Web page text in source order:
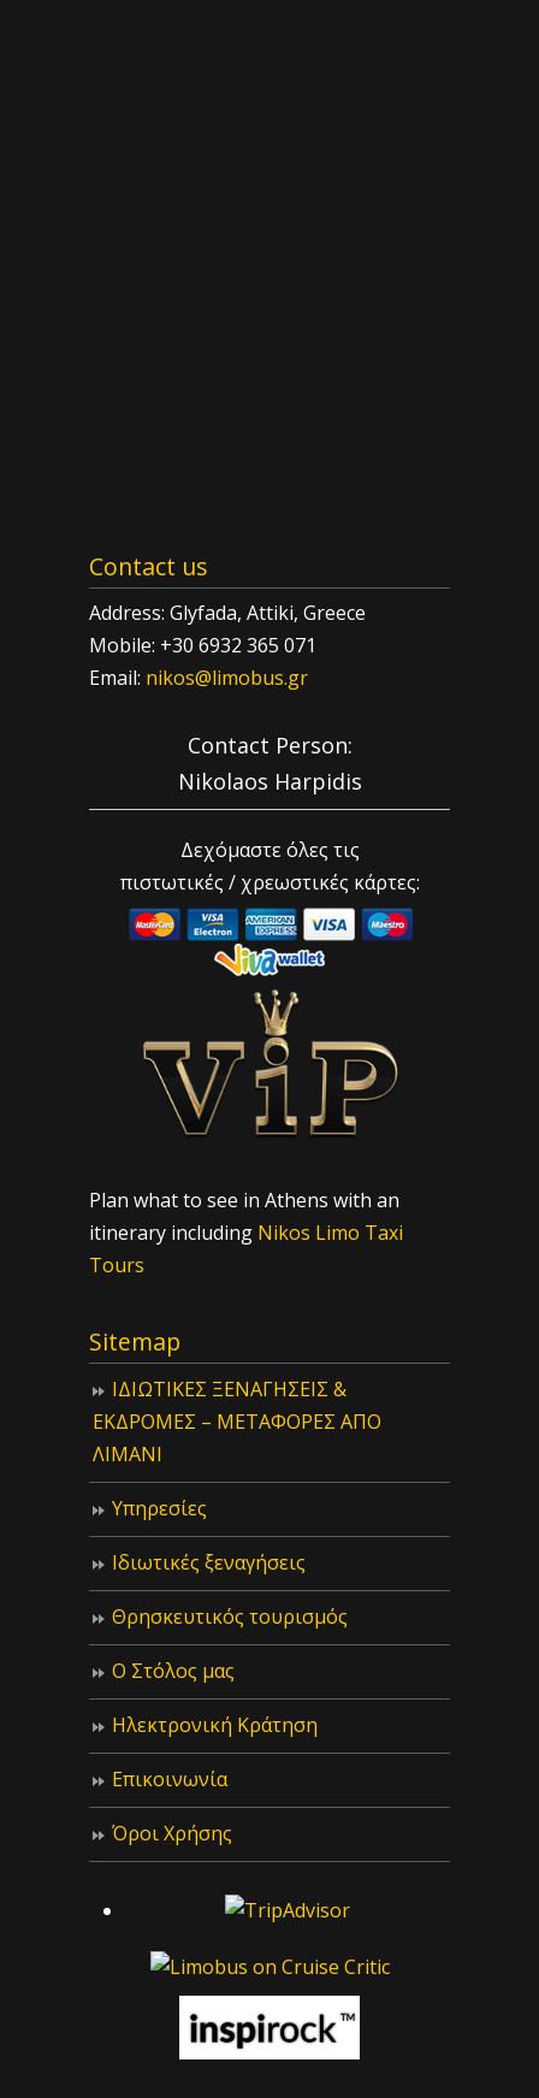
Contact us
Address: Glyfada, Attiki, Greece
Mobile: +30 6932 365 071
Email: nikos@limobus.gr
Contact Person:
Nikolaos Harpidis
Δεχόμαστε όλες τις
πιστωτικές / χρεωστικές κάρτες:
Plan what to see in Athens with an
itinerary including Nikos Limo Taxi
Tours
Sitemap
ΙΔIΩΤΙΚΕΣ ΞΕΝΑΓΗΣΕΙΣ &
ΕΚΔΡΟΜΕΣ – ΜΕΤΑΦΟΡΕΣ ΑΠΟ
ΛΙΜΑΝΙ
Υπηρεσίες
Ιδιωτικές ξεναγήσεις
Θρησκευτικός τουρισμός
Ο Στόλος μας
Ηλεκτρονική Κράτηση
Επικοινωνία
Όροι Χρήσης